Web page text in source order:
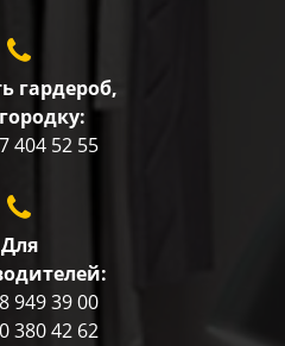
гардероб,
404 52 55
Для
949 39 00
380 42 62